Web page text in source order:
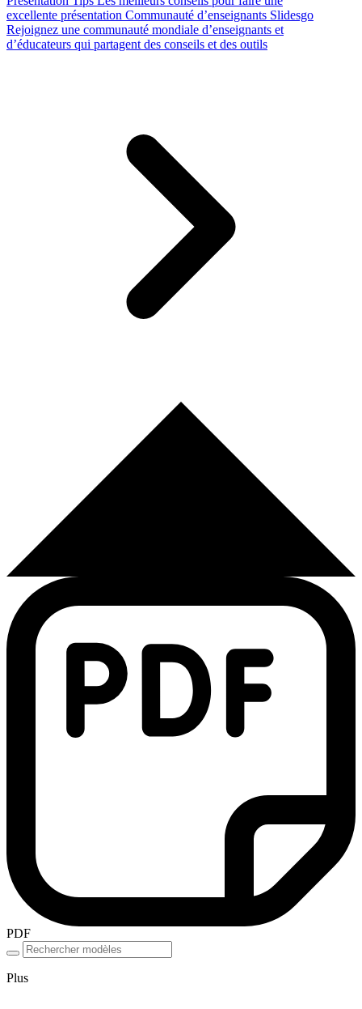
excellente présentation Communauté d’enseignants Slidesgo
Rejoignez une communauté mondiale d’enseignants et
d’éducateurs qui partagent des conseils et des outils
PDF
Plus